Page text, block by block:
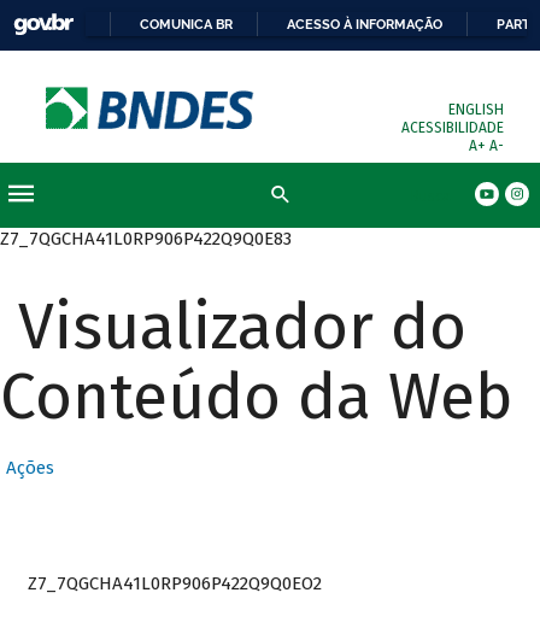
COMUNICA BR ACESSO À INFORMAÇÃO
ENGLISH
ACESSIBILIDADE
A+ A-
Z7_7QGCHA41L0RP906P422Q9Q0E83
Visualizador do
Conteúdo da Web
Ações
Z7_7QGCHA41L0RP906P422Q9Q0EO2